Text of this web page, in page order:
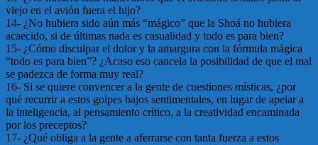
viejo en el avión fuera el hijo?
14- ¿No hubiera sido aún más “mágico” que la Shoá no hubiera
acaecido, si de últimas nada es casualidad y todo es para bien?
15- ¿Cómo disculpar el dolor y la amargura con la fórmula mágica
“todo es para bien”? ¿Acaso eso cancela la posibilidad de que el mal
se padezca de forma muy real?
16- Si se quiere convencer a la gente de cuestiones místicas, ¿por
qué recurrir a estos golpes bajos sentimentales, en lugar de apelar a
la inteligencia, al pensamiento crítico, a la creatividad encaminada
por los preceptos?
17- ¿Qué obliga a la gente a aferrarse con tanta fuerza a estos